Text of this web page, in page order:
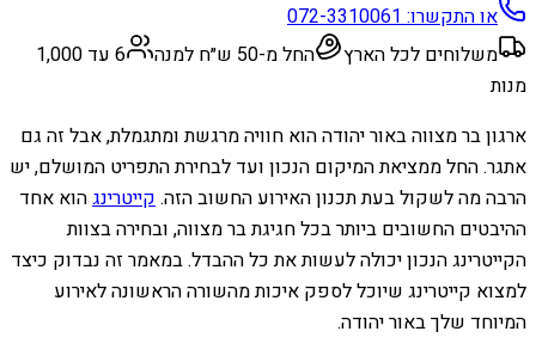
או התקשרו:072-3310061
משלוחים לכל הארץ
החל מ-50 ש״ח למנה
6 עד 1,000
מנות
ארגון בר מצווה באור יהודה הוא חוויה מרגשת ומתגמלת, אבל זה גם
אתגר. החל ממציאת המיקום הנכון ועד לבחירת התפריט המושלם, יש
הרבה מה לשקול בעת תכנון האירוע החשוב הזה.קייטרינגהוא אחד
ההיבטים החשובים ביותר בכל חגיגת בר מצווה, ובחירה בצוות
הקייטרינג הנכון יכולה לעשות את כל ההבדל. במאמר זה נבדוק כיצד
למצוא קייטרינג שיוכל לספק איכות מהשורה הראשונה לאירוע
המיוחד שלך באור יהודה.